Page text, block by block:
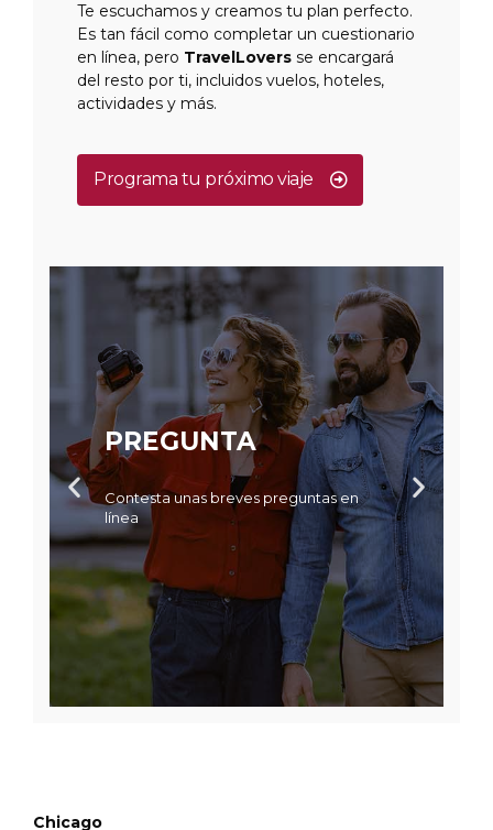
Te escuchamos y creamos tu plan perfecto.
Es tan fácil como completar un cuestionario
en línea, pero TravelLovers se encargará
del resto por ti, incluidos vuelos, hoteles,
actividades y más.
Programa tu próximo viaje
PREGUNTA
Contesta unas breves preguntas en
línea
Chicago